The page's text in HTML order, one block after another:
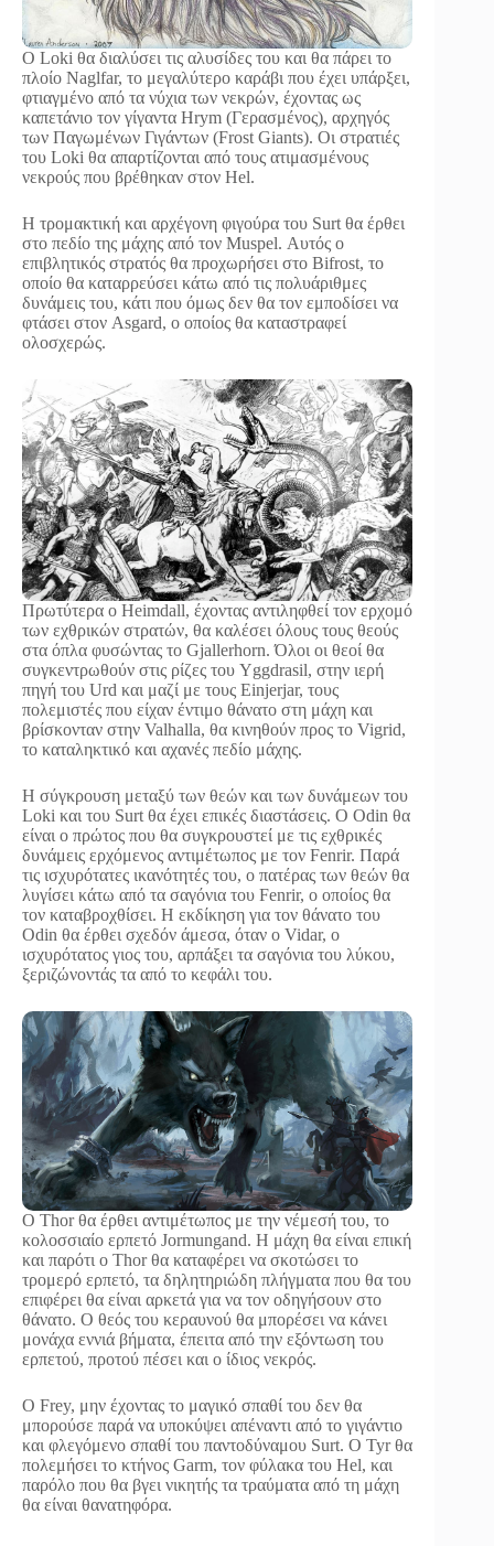
Ο Loki θα διαλύσει τις αλυσίδες του και θα πάρει το
πλοίο Naglfar, το μεγαλύτερο καράβι που έχει υπάρξει,
φτιαγμένο από τα νύχια των νεκρών, έχοντας ως
καπετάνιο τον γίγαντα Hrym (Γερασμένος), αρχηγός
των Παγωμένων Γιγάντων (Frost Giants). Οι στρατιές
του Loki θα απαρτίζονται από τους ατιμασμένους
νεκρούς που βρέθηκαν στον Hel.
Η τρομακτική και αρχέγονη φιγούρα του Surt θα έρθει
στο πεδίο της μάχης από τον Muspel. Αυτός ο
επιβλητικός στρατός θα προχωρήσει στο Bifrost, το
οποίο θα καταρρεύσει κάτω από τις πολυάριθμες
δυνάμεις του, κάτι που όμως δεν θα τον εμποδίσει να
φτάσει στον Asgard, ο οποίος θα καταστραφεί
ολοσχερώς.
Πρωτύτερα ο Heimdall, έχοντας αντιληφθεί τον ερχομό
των εχθρικών στρατών, θα καλέσει όλους τους θεούς
στα όπλα φυσώντας το Gjallerhorn. Όλοι οι θεοί θα
συγκεντρωθούν στις ρίζες του Yggdrasil, στην ιερή
πηγή του Urd και μαζί με τους Einjerjar, τους
πολεμιστές που είχαν έντιμο θάνατο στη μάχη και
βρίσκονταν στην Valhalla, θα κινηθούν προς το Vigrid,
το καταληκτικό και αχανές πεδίο μάχης.
Η σύγκρουση μεταξύ των θεών και των δυνάμεων του
Loki και του Surt θα έχει επικές διαστάσεις. Ο Odin θα
είναι ο πρώτος που θα συγκρουστεί με τις εχθρικές
δυνάμεις ερχόμενος αντιμέτωπος με τον Fenrir. Παρά
τις ισχυρότατες ικανότητές του, ο πατέρας των θεών θα
λυγίσει κάτω από τα σαγόνια του Fenrir, ο οποίος θα
τον καταβροχθίσει. Η εκδίκηση για τον θάνατο του
Odin θα έρθει σχεδόν άμεσα, όταν ο Vidar, ο
ισχυρότατος γιος του, αρπάξει τα σαγόνια του λύκου,
ξεριζώνοντάς τα από το κεφάλι του.
Ο Thor θα έρθει αντιμέτωπος με την νέμεσή του, το
κολοσσιαίο ερπετό Jormungand. Η μάχη θα είναι επική
και παρότι ο Thor θα καταφέρει να σκοτώσει το
τρομερό ερπετό, τα δηλητηριώδη πλήγματα που θα του
επιφέρει θα είναι αρκετά για να τον οδηγήσουν στο
θάνατο. Ο θεός του κεραυνού θα μπορέσει να κάνει
μονάχα εννιά βήματα, έπειτα από την εξόντωση του
ερπετού, προτού πέσει και ο ίδιος νεκρός.
Ο Frey, μην έχοντας το μαγικό σπαθί του δεν θα
μπορούσε παρά να υποκύψει απέναντι από το γιγάντιο
και φλεγόμενο σπαθί του παντοδύναμου Surt. Ο Tyr θα
πολεμήσει το κτήνος Garm, τον φύλακα του Hel, και
παρόλο που θα βγει νικητής τα τραύματα από τη μάχη
θα είναι θανατηφόρα.